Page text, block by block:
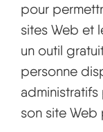
pour
sites Web et
un outil
personne
son site Web